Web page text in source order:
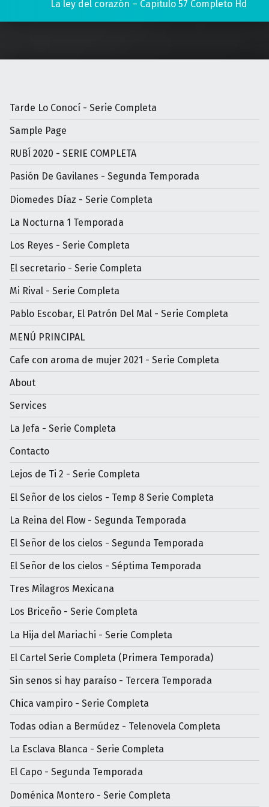
La ley del corazón – Capitulo 57 Completo Hd
Tarde Lo Conocí - Serie Completa
Sample Page
RUBÍ 2020 - SERIE COMPLETA
Pasión De Gavilanes - Segunda Temporada
Diomedes Díaz - Serie Completa
La Nocturna 1 Temporada
Los Reyes - Serie Completa
El secretario - Serie Completa
Mi Rival - Serie Completa
Pablo Escobar, El Patrón Del Mal - Serie Completa
MENÚ PRINCIPAL
Cafe con aroma de mujer 2021 - Serie Completa
About
Services
La Jefa - Serie Completa
Contacto
Lejos de Ti 2 - Serie Completa
El Señor de los cielos - Temp 8 Serie Completa
La Reina del Flow - Segunda Temporada
El Señor de los cielos - Segunda Temporada
El Señor de los cielos - Séptima Temporada
Tres Milagros Mexicana
Los Briceño - Serie Completa
La Hija del Mariachi - Serie Completa
El Cartel Serie Completa (Primera Temporada)
Sin senos si hay paraíso - Tercera Temporada
Chica vampiro - Serie Completa
Todas odian a Bermúdez - Telenovela Completa
La Esclava Blanca - Serie Completa
El Capo - Segunda Temporada
Doménica Montero - Serie Completa